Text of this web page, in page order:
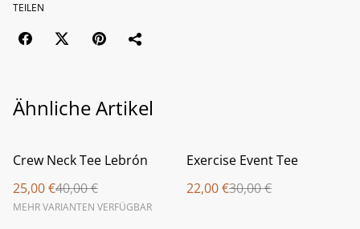
TEILEN
Ähnliche Artikel
%
Crew Neck Tee Lebrón
25,00 €40,00 €
MEHR VARIANTEN VERFÜGBAR
%
Exercise Event Tee
22,00 €30,00 €